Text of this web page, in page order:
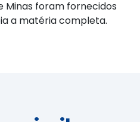
Minas foram fornecidos
a matéria completa.